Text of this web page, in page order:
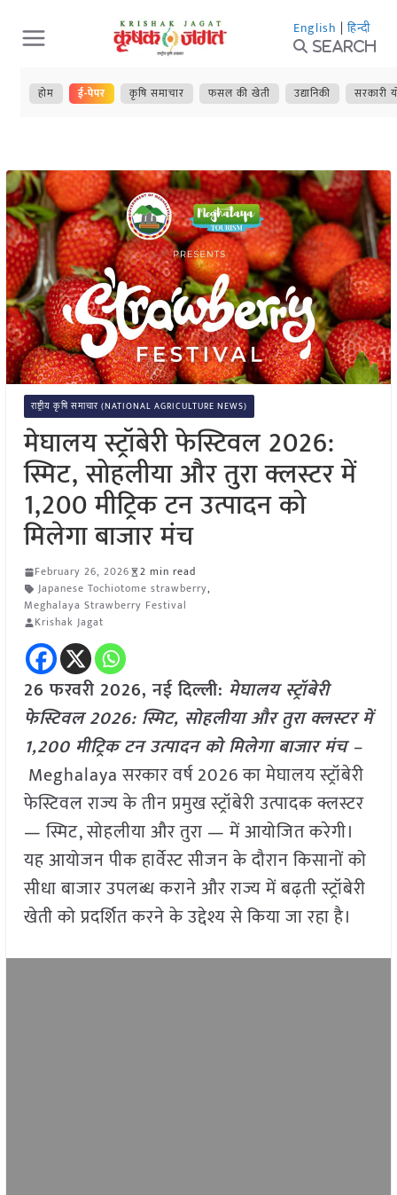
Skip
to
content
English | हिन्दी
Search
होम ई-पेपर कृषि समाचार फसल की खेती उद्यानिकी सरकारी
राष्ट्रीय कृषि समाचार (NATIONAL AGRICULTURE NEWS)
मेघालय स्ट्रॉबेरी फेस्टिवल 2026:
स्मिट, सोहलीया और तुरा क्लस्टर में
1,200 मीट्रिक टन उत्पादन को
मिलेगा बाजार मंच
February 26, 2026
2 min read
Japanese Tochiotome strawberry,
Meghalaya Strawberry Festival
Krishak Jagat
26 फरवरी 2026, नई दिल्ली: मेघालय स्ट्रॉबेरी
फेस्टिवल 2026: स्मिट, सोहलीया और तुरा क्लस्टर में
1,200 मीट्रिक टन उत्पादन को मिलेगा बाजार मंच –
Meghalaya सरकार वर्ष 2026 का मेघालय स्ट्रॉबेरी
फेस्टिवल राज्य के तीन प्रमुख स्ट्रॉबेरी उत्पादक क्लस्टर
— स्मिट, सोहलीया और तुरा — में आयोजित करेगी।
यह आयोजन पीक हार्वेस्ट सीजन के दौरान किसानों को
सीधा बाजार उपलब्ध कराने और राज्य में बढ़ती स्ट्रॉबेरी
खेती को प्रदर्शित करने के उद्देश्य से किया जा रहा है।